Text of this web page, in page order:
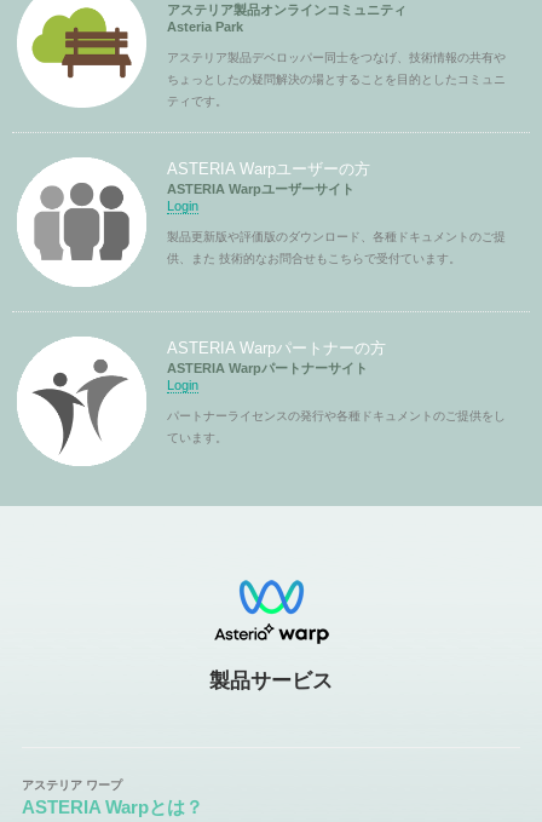
アステリア製品オンラインコミュニティ
Asteria Park
アステリア製品デベロッパー同士をつなげ、技術情報の共有や
ちょっとしたの疑問解決の場とすることを目的としたコミュニ
ティです。
ASTERIA Warpユーザーの方
ASTERIA Warpユーザーサイト
Login
製品更新版や評価版のダウンロード、各種ドキュメントのご提
供、また 技術的なお問合せもこちらで受付ています。
ASTERIA Warpパートナーの方
ASTERIA Warpパートナーサイト
Login
パートナーライセンスの発行や各種ドキュメントのご提供をし
ています。
製品サービス
ASTERIA Warpとは？